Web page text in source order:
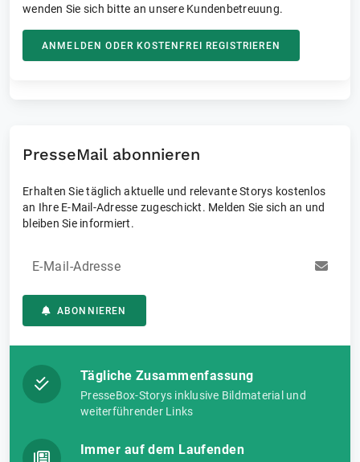
wenden Sie sich bitte an unsere Kundenbetreuung.
ANMELDEN ODER KOSTENFREI REGISTRIEREN
PresseMail abonnieren
Erhalten Sie täglich aktuelle und relevante Storys kostenlos
an Ihre E-Mail-Adresse zugeschickt. Melden Sie sich an und
bleiben Sie informiert.
E-Mail-Adresse
ABONNIEREN
Tägliche Zusammenfassung
PresseBox-Storys inklusive Bildmaterial und
weiterführender Links
Immer auf dem Laufenden